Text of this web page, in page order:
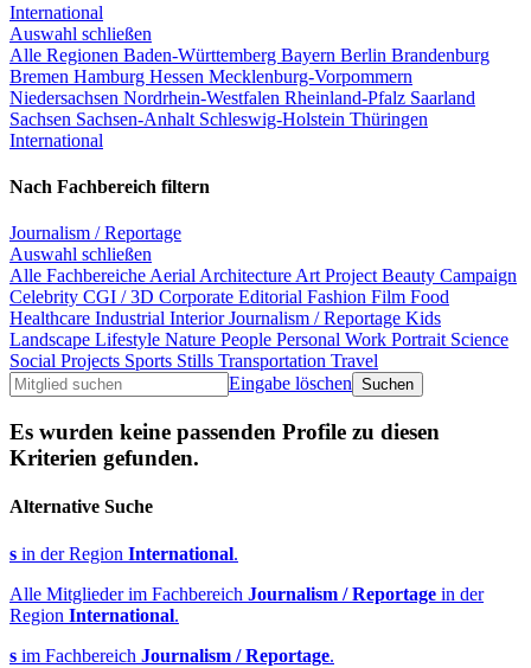
International
Auswahl schließen
Alle Regionen Baden-Württemberg Bayern Berlin Brandenburg
Bremen Hamburg Hessen Mecklenburg-Vorpommern
Niedersachsen Nordrhein-Westfalen Rheinland-Pfalz Saarland
Sachsen Sachsen-Anhalt Schleswig-Holstein Thüringen
International
Nach Fachbereich filtern
Journalism / Reportage
Auswahl schließen
Alle Fachbereiche Aerial Architecture Art Project Beauty Campaign
Celebrity CGI / 3D Corporate Editorial Fashion Film Food
Healthcare Industrial InteriorJournalism / Reportage Kids
Landscape Lifestyle Nature People Personal Work Portrait Science
Social Projects Sports Stills Transportation Travel
Eingabe löschen
Es wurden keine passenden Profile zu diesen
Kriterien gefunden.
Alternative Suche
s in der Region International.
Alle Mitglieder im Fachbereich Journalism / Reportage in der
Region International.
s im Fachbereich Journalism / Reportage.